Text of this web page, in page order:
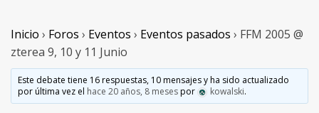
Vjspain
Ayuda
Contacto
Inicio › Foros › Eventos › Eventos pasados › FFM 2005 @
zterea 9, 10 y 11 Junio
Este debate tiene 16 respuestas, 10 mensajes y ha sido actualizado
por última vez el hace 20 años, 8 mesespor kowalski.